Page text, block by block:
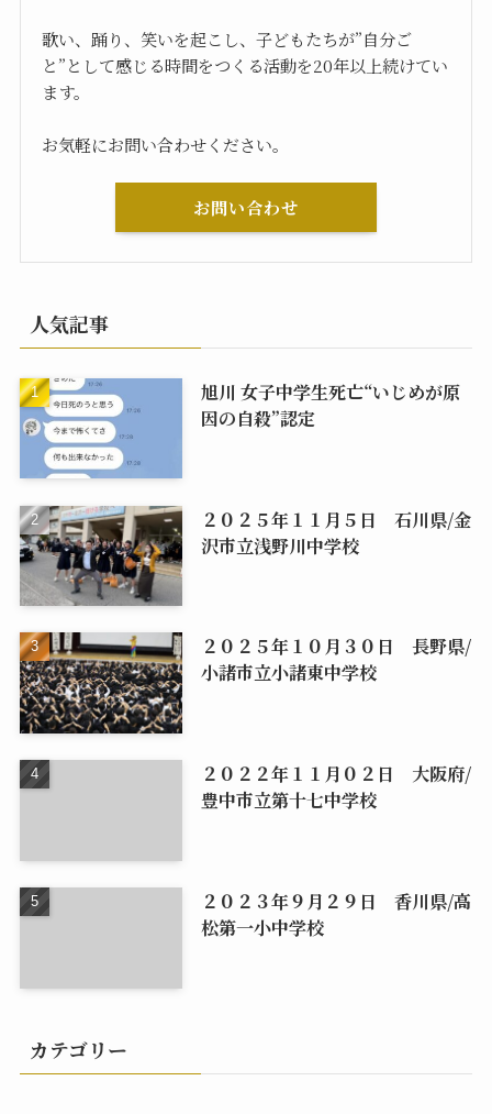
歌い、踊り、笑いを起こし、子どもたちが”自分ご
と”として感じる時間をつくる活動を20年以上続けてい
ます。
お気軽にお問い合わせください。
お問い合わせ
人気記事
旭川 女子中学生死亡“いじめが原
因の自殺”認定
２０２５年１１月５日 石川県/金
沢市立浅野川中学校
２０２５年１０月３０日 長野県/
小諸市立小諸東中学校
２０２２年１１月０２日 大阪府/
豊中市立第十七中学校
２０２３年９月２９日 香川県/高
松第一小中学校
カテゴリー